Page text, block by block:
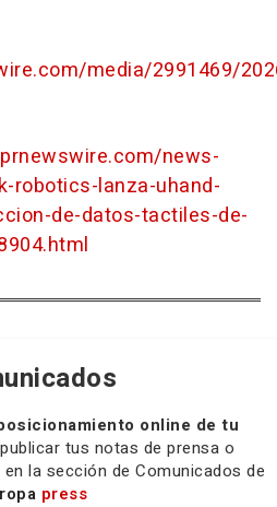
media/2991469/
news-
robotics-lanza-uhand-
de-datos-tactiles-de-
online de tu
tus notas de prensa o
la sección de Comunicados de
press